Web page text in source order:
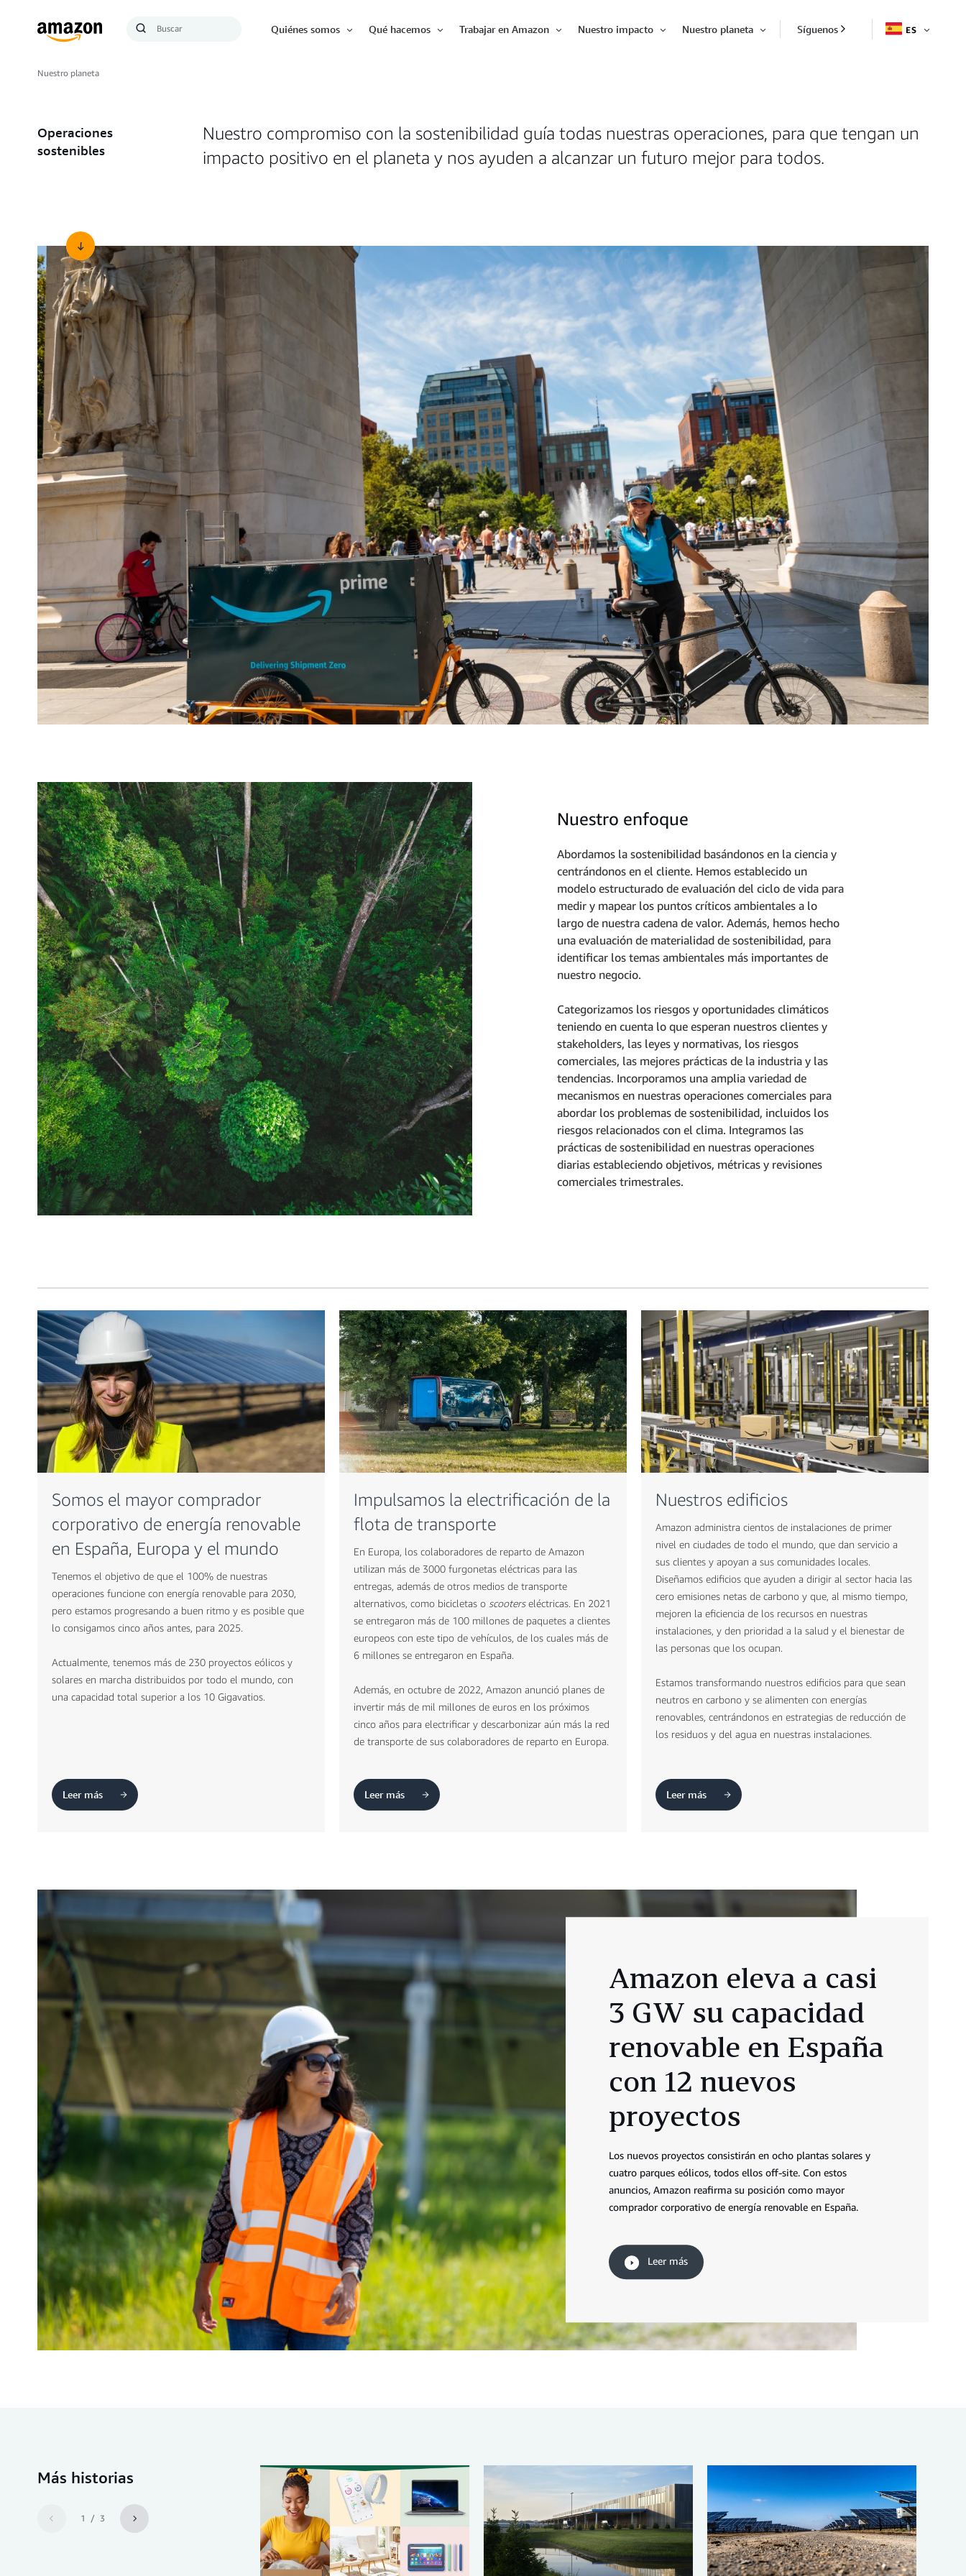
Enviar
Quiénes somos
Qué hacemos
Trabajar en Amazon
Nuestro impacto
Nuestro planeta
Expandir
Síguenos ES
Nuestro planeta
Operaciones
sostenibles
Nuestro compromiso con la sostenibilidad guía todas nuestras operaciones, para que tengan un
impacto positivo en el planeta y nos ayuden a alcanzar un futuro mejor para todos.
Nuestro enfoque
Abordamos la sostenibilidad basándonos en la ciencia y
centrándonos en el cliente. Hemos establecido un
modelo estructurado de evaluación del ciclo de vida para
medir y mapear los puntos críticos ambientales a lo
largo de nuestra cadena de valor. Además, hemos hecho
una evaluación de materialidad de sostenibilidad, para
identificar los temas ambientales más importantes de
nuestro negocio.
Categorizamos los riesgos y oportunidades climáticos
teniendo en cuenta lo que esperan nuestros clientes y
stakeholders, las leyes y normativas, los riesgos
comerciales, las mejores prácticas de la industria y las
tendencias. Incorporamos una amplia variedad de
mecanismos en nuestras operaciones comerciales para
abordar los problemas de sostenibilidad, incluidos los
riesgos relacionados con el clima. Integramos las
prácticas de sostenibilidad en nuestras operaciones
diarias estableciendo objetivos, métricas y revisiones
comerciales trimestrales.
Somos el mayor comprador
corporativo de energía renovable
en España, Europa y el mundo
Tenemos el objetivo de que el 100% de nuestras
operaciones funcione con energía renovable para 2030,
pero estamos progresando a buen ritmo y es posible que
lo consigamos cinco años antes, para 2025.
Actualmente, tenemos más de 230 proyectos eólicos y
solares en marcha distribuidos por todo el mundo, con
una capacidad total superior a los 10 Gigavatios.
Leer más
Impulsamos la electrificación de la
flota de transporte
En Europa, los colaboradores de reparto de Amazon
utilizan más de 3000 furgonetas eléctricas para las
entregas, además de otros medios de transporte
alternativos, como bicicletas o scooterseléctricas. En 2021
se entregaron más de 100 millones de paquetes a clientes
europeos con este tipo de vehículos, de los cuales más de
6 millones se entregaron en España.
Además, en octubre de 2022, Amazon anunció planes de
invertir más de mil millones de euros en los próximos
cinco años para electrificar y descarbonizar aún más la red
de transporte de sus colaboradores de reparto en Europa.
Leer más
Nuestros edificios
Amazon administra cientos de instalaciones de primer
nivel en ciudades de todo el mundo, que dan servicio a
sus clientes y apoyan a sus comunidades locales.
Diseñamos edificios que ayuden a dirigir al sector hacia las
cero emisiones netas de carbono y que, al mismo tiempo,
mejoren la eficiencia de los recursos en nuestras
instalaciones, y den prioridad a la salud y el bienestar de
las personas que los ocupan.
Estamos transformando nuestros edificios para que sean
neutros en carbono y se alimenten con energías
renovables, centrándonos en estrategias de reducción de
los residuos y del agua en nuestras instalaciones.
Leer más
Amazon eleva a casi
3 GW su capacidad
renovable en España
con 12 nuevos
proyectos
Los nuevos proyectos consistirán en ocho plantas solares y
cuatro parques eólicos, todos ellos off-site. Con estos
anuncios, Amazon reafirma su posición como mayor
comprador corporativo de energía renovable en España.
Leer más
Más historias
1 / 3